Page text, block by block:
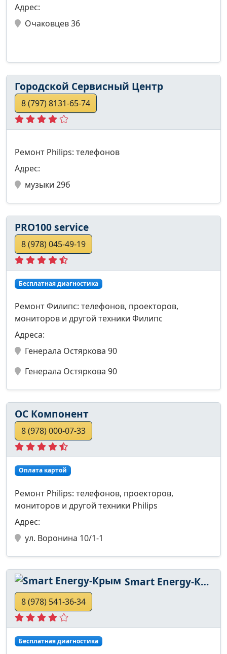
Адрес:
Очаковцев 36
Городской Сервисный Центр
8 (797) 8131-65-74
Ремонт Philips: телефонов
Адрес:
музыки 29б
PRO100 service
8 (978) 045-49-19
Бесплатная диагностика
Ремонт Филипс: телефонов, проекторов,
мониторов и другой техники Филипс
Адреса:
Генерала Остяркова 90
Генерала Остяркова 90
ОС Компонент
8 (978) 000-07-33
Оплата картой
Ремонт Philips: телефонов, проекторов,
мониторов и другой техники Philips
Адрес:
ул. Воронина 10/1-1
Smart Energy-Крым
8 (978) 541-36-34
Бесплатная диагностика